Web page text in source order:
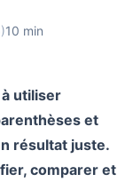
10 min
utiliser
et
résultat juste.
comparer et